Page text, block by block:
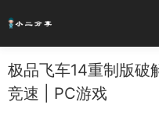
极品飞车14重制版破
竞速 | PC游戏